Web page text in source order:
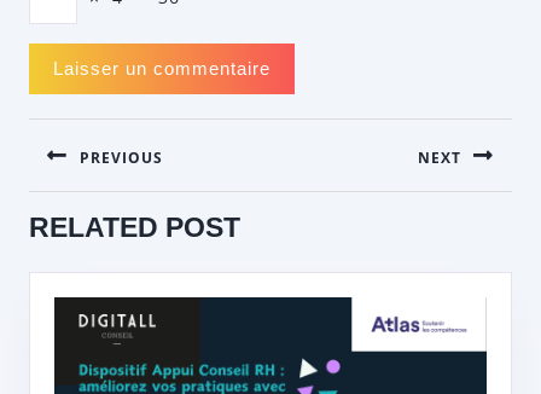
NAVIGATION
DE
L’ARTICLE
PREVIOUS
post:
NEXT
RELATED POST